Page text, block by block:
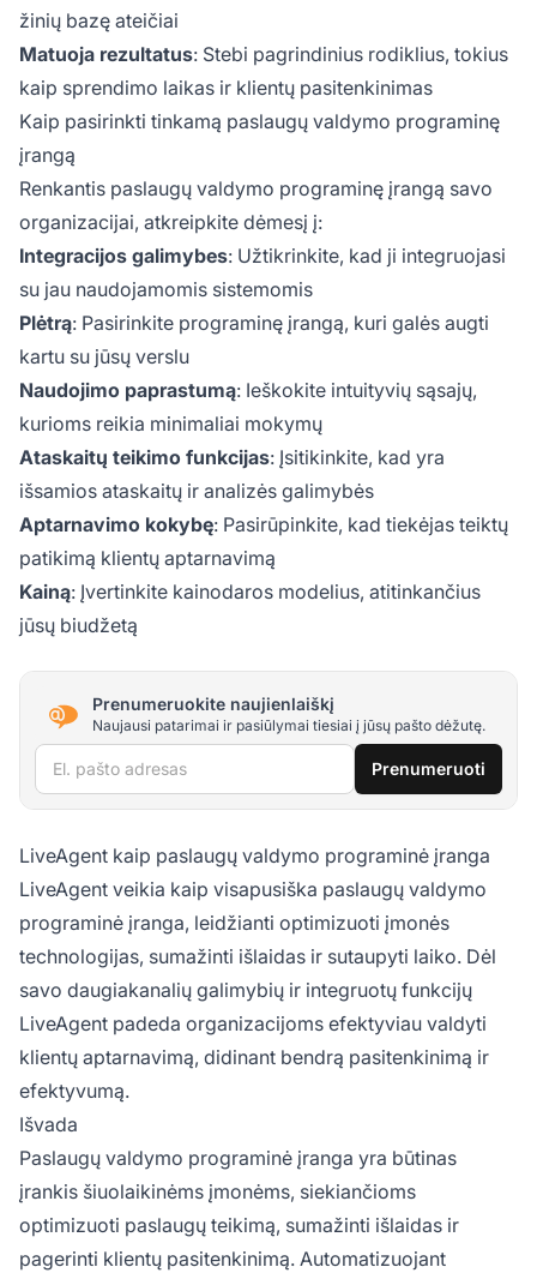
žinių bazę ateičiai
Matuoja rezultatus: Stebi pagrindinius rodiklius, tokius
kaip sprendimo laikas ir klientų pasitenkinimas
Kaip pasirinkti tinkamą paslaugų valdymo programinę
įrangą
Renkantis paslaugų valdymo programinę įrangą savo
organizacijai, atkreipkite dėmesį į:
Integracijos galimybes: Užtikrinkite, kad ji integruojasi
su jau naudojamomis sistemomis
Plėtrą: Pasirinkite programinę įrangą, kuri galės augti
kartu su jūsų verslu
Naudojimo paprastumą: Ieškokite intuityvių sąsajų,
kurioms reikia minimaliai mokymų
Ataskaitų teikimo funkcijas: Įsitikinkite, kad yra
išsamios ataskaitų ir analizės galimybės
Aptarnavimo kokybę: Pasirūpinkite, kad tiekėjas teiktų
patikimą klientų aptarnavimą
Kainą: Įvertinkite kainodaros modelius, atitinkančius
jūsų biudžetą
Prenumeruokite naujienlaiškį
Naujausi patarimai ir pasiūlymai tiesiai į jūsų pašto dėžutę.
El. pašto adresas Prenumeruoti
LiveAgent kaip paslaugų valdymo programinė įranga
LiveAgent veikia kaip visapusiška paslaugų valdymo
programinė įranga, leidžianti optimizuoti įmonės
technologijas, sumažinti išlaidas ir sutaupyti laiko. Dėl
savo daugiakanalių galimybių ir integruotų funkcijų
LiveAgent padeda organizacijoms efektyviau valdyti
klientų aptarnavimą, didinant bendrą pasitenkinimą ir
efektyvumą.
Išvada
Paslaugų valdymo programinė įranga yra būtinas
įrankis šiuolaikinėms įmonėms, siekiančioms
optimizuoti paslaugų teikimą, sumažinti išlaidas ir
pagerinti klientų pasitenkinimą. Automatizuojant